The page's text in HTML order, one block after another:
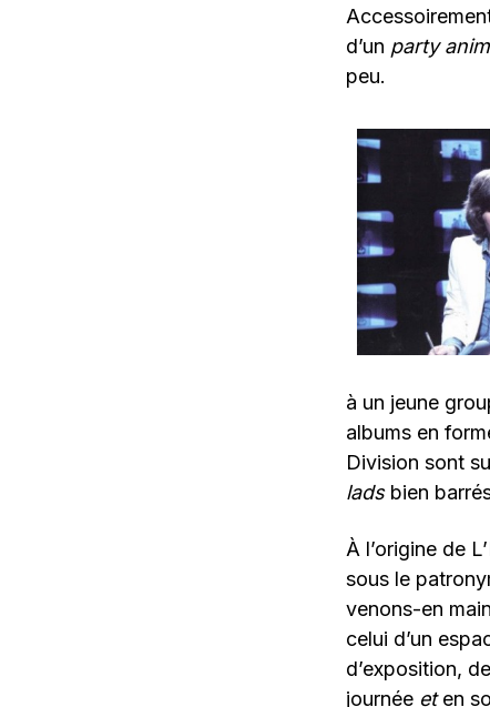
d’un party
peu.
à un jeune
albums en
Division sont
ladsbien
À l’origine de
sous le
venons-en
celui d’un
d’exposition,
journée eten